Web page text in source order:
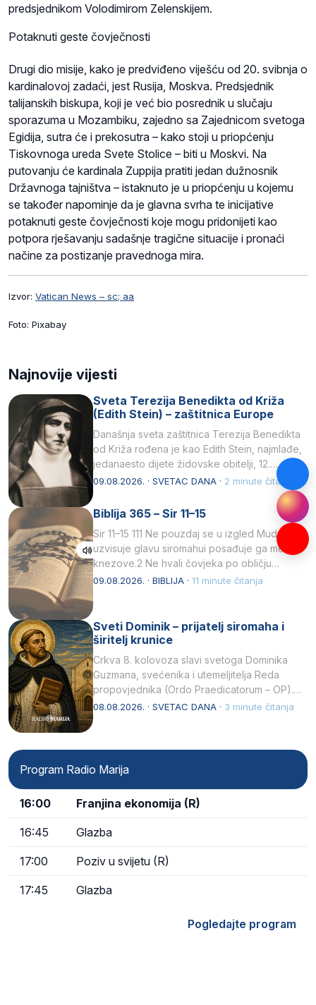
predsjednikom Volodimirom Zelenskijem.
Potaknuti geste čovječnosti
Drugi dio misije, kako je predviđeno viješću od 20. svibnja o
kardinalovoj zadaći, jest Rusija, Moskva. Predsjednik
talijanskih biskupa, koji je već bio posrednik u slučaju
sporazuma u Mozambiku, zajedno sa Zajednicom svetoga
Egidija, sutra će i prekosutra – kako stoji u priopćenju
Tiskovnoga ureda Svete Stolice – biti u Moskvi. Na
putovanju će kardinala Zuppija pratiti jedan dužnosnik
Državnoga tajništva – istaknuto je u priopćenju u kojemu
se također napominje da je glavna svrha te inicijative
potaknuti geste čovječnosti koje mogu pridonijeti kao
potpora rješavanju sadašnje tragične situacije i pronaći
načine za postizanje pravednoga mira.
Izvor: Vatican News – sc; aa
Foto: Pixabay
Najnovije vijesti
Sveta Terezija Benedikta od Križa
(Edith Stein) – zaštitnica Europe
Današnja sveta zaštitnica Terezija Benedikta
od Križa rođena je kao Edith Stein, najmlađe,
jedanaesto dijete židovske obitelji, 12.
listopada 1891, u Wrocławu…
09.08.2026. · SVETAC DANA · 2 minute čitanja
Biblija 365 – Sir 11–15
Sir 11–15 111 Ne pouzdaj se u izgled Mudrost
uzvisuje glavu siromahui posađuje ga među
knezove.2 Ne hvali čovjeka po obličju
njegovui…
09.08.2026. · BIBLIJA · 11 minute čitanja
Sveti Dominik – prijatelj siromaha i
širitelj krunice
Crkva 8. kolovoza slavi svetoga Dominika
Guzmana, svećenika i utemeljitelja Reda
propovjednika (Ordo Praedicatorum – OP).
Svojim životom, dubokom ljubavlju prema
08.08.2026. · SVETAC DANA · 3 minute čitanja
Program Radio Marija
16:00 Franjina ekonomija (R)
16:45 Glazba
17:00 Poziv u svijetu (R)
17:45 Glazba
Pogledajte program